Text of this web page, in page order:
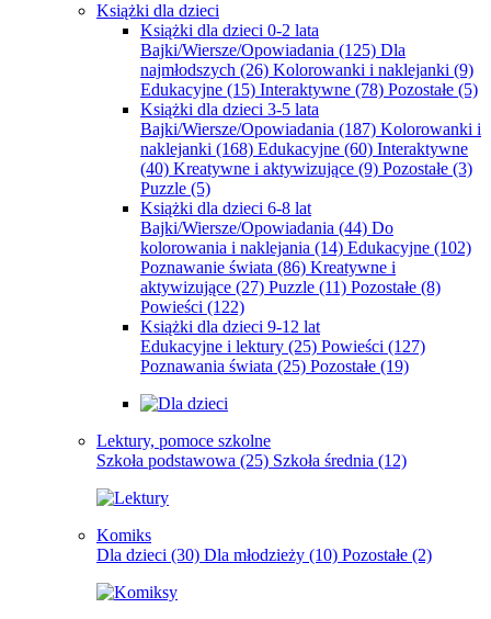
Książki dla dzieci
Książki dla dzieci 0-2 lata
Bajki/Wiersze/Opowiadania (125) Dla
najmłodszych (26) Kolorowanki i naklejanki (9)
Edukacyjne (15) Interaktywne (78) Pozostałe (5)
Książki dla dzieci 3-5 lata
Bajki/Wiersze/Opowiadania (187) Kolorowanki i
naklejanki (168) Edukacyjne (60) Interaktywne
(40) Kreatywne i aktywizujące (9) Pozostałe (3)
Puzzle (5)
Książki dla dzieci 6-8 lat
Bajki/Wiersze/Opowiadania (44) Do
kolorowania i naklejania (14) Edukacyjne (102)
Poznawanie świata (86) Kreatywne i
aktywizujące (27) Puzzle (11) Pozostałe (8)
Powieści (122)
Książki dla dzieci 9-12 lat
Edukacyjne i lektury (25) Powieści (127)
Poznawania świata (25) Pozostałe (19)
Lektury, pomoce szkolne
Szkoła podstawowa (25) Szkoła średnia (12)
Komiks
Dla dzieci (30) Dla młodzieży (10) Pozostałe (2)